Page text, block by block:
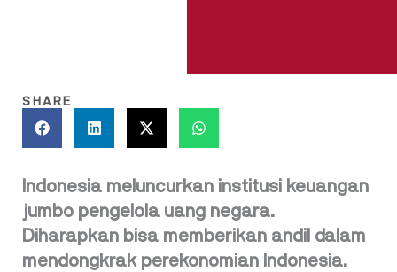
SHARE
Indonesia meluncurkan institusi keuangan
jumbo pengelola uang negara.
Diharapkan bisa memberikan andil dalam
mendongkrak perekonomian Indonesia.